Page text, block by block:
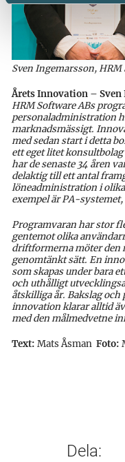
Sven Ingemarsson, HRM
Årets Innovation – Sven
HRM Software ABs
personaladministration
marknadsmässigt.
med sedan start i detta
ett eget litet
har de senaste 34 åren
delaktig till ett antal
löneadministration i
exempel är PA-
Programvaran har stor
gentemot olika
driftformerna möter den
genomtänkt sätt. En
som skapas under bara
och uthålligt
åtskilliga år. Bakslag och
innovation klarar alltid
med den målmedvetne
Text: Mats Åsman Foto:
Dela: